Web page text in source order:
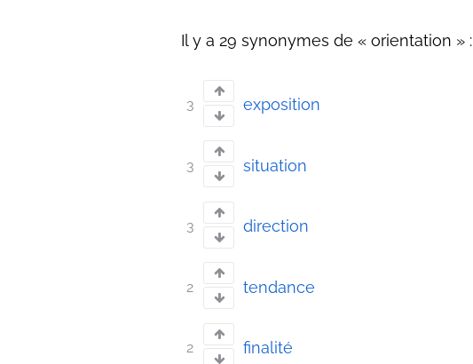
Il y a 29 synonymes de « orientation » :
3 exposition
3 situation
3 direction
2 tendance
2 finalité